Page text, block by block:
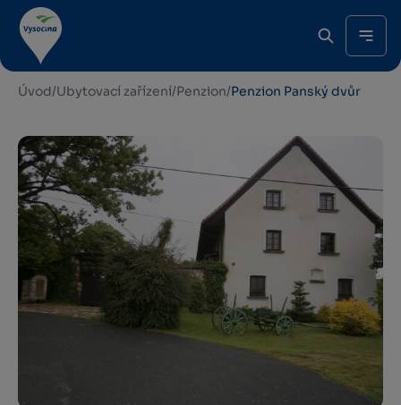
Úvod/Ubytovací zařízení/Penzion/Penzion Panský dvůr